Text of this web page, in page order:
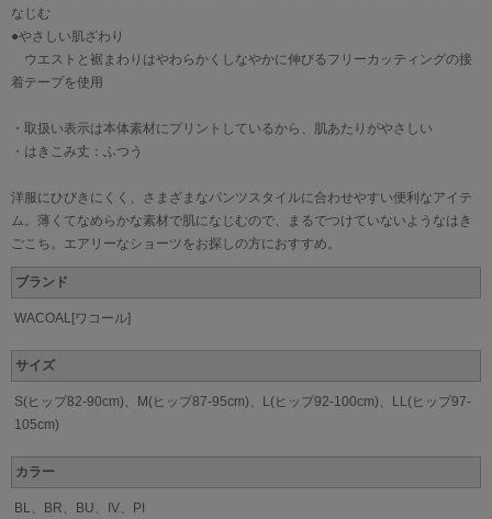
なじむ
●やさしい肌ざわり
ウエストと裾まわりはやわらかくしなやかに伸びるフリーカッティングの接
着テープを使用
・取扱い表示は本体素材にプリントしているから、肌あたりがやさしい
・はきこみ丈：ふつう
洋服にひびきにくく、さまざまなパンツスタイルに合わせやすい便利なアイテ
ム。薄くてなめらかな素材で肌になじむので、まるでつけていないようなはき
ごこち。エアリーなショーツをお探しの方におすすめ。
ブランド
WACOAL[ワコール]
サイズ
S(ヒップ82-90cm)、M(ヒップ87-95cm)、L(ヒップ92-100cm)、LL(ヒップ97-
105cm)
カラー
BL、BR、BU、IV、PI